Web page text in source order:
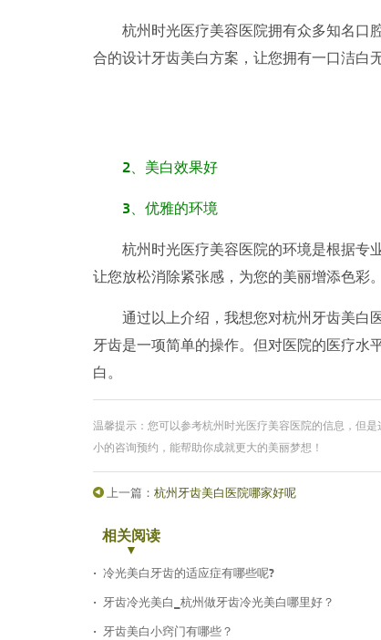
杭州时光医疗美容医院拥有众多知名口
合的设计牙齿美白方案，让您拥有一口洁白
2、美白效果好
3、优雅的环境
杭州时光医疗美容医院的环境是根据专
让您放松消除紧张感，为您的美丽增添色彩。
通过以上介绍，我想您对杭州牙齿美白
牙齿是一项简单的操作。但对医院的医疗水
白。
温馨提示：您可以参考杭州时光医疗美容医院的信息，但
小的咨询预约，能帮助你成就更大的美丽梦想！
上一篇： 杭州牙齿美白医院哪家好呢
相关阅读
冷光美白牙齿的适应症有哪些呢?
牙齿冷光美白_杭州做牙齿冷光美白哪里好？
牙齿美白小窍门有哪些？